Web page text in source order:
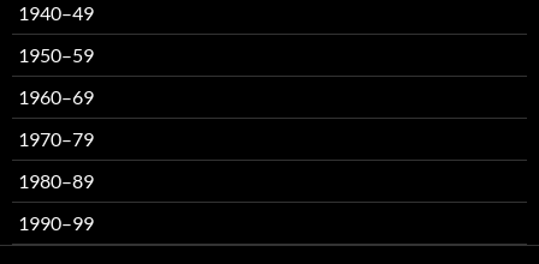
1940–49
1950–59
1960–69
1970–79
1980–89
1990–99